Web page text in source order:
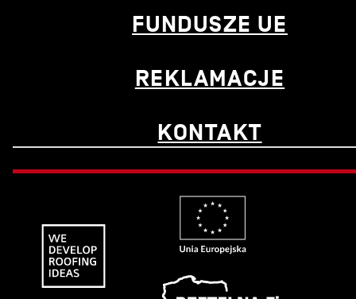
FUNDUSZE UE
REKLAMACJE
KONTAKT